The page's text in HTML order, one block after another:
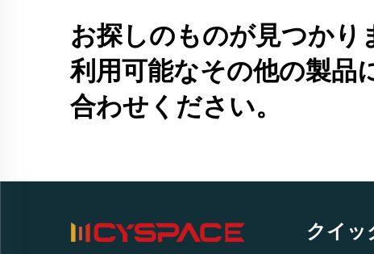
お探しのものが見つかり
利用可能なその他の製品
合わせください。
クイッ